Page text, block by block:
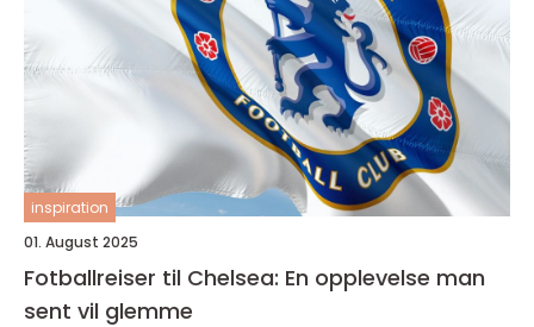
inspiration
01. August 2025
Fotballreiser til Chelsea: En opplevelse man
sent vil glemme